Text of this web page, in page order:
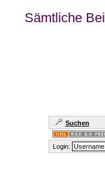
Sämtliche
Suchen
Login: